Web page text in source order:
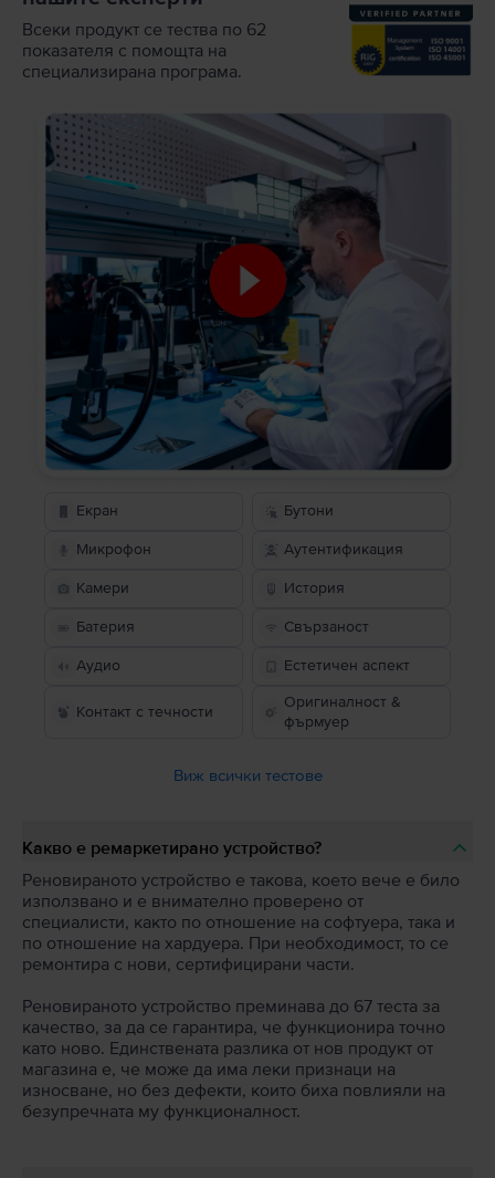
Всеки продукт се тества по 62
показателя с помощта на
специализирана програма.
Екран Бутони
Микрофон Аутентификация
Камери История
Батерия Свързаност
Аудио Естетичен аспект
Контакт с течности
Оригиналност &
фърмуер
Виж всички тестове
Какво е ремаркетирано устройство?
Реновираното устройство е такова, което вече е било
използвано и е внимателно проверено от
специалисти, както по отношение на софтуера, така и
по отношение на хардуера. При необходимост, то се
ремонтира с нови, сертифицирани части.
Реновираното устройство преминава до 67 теста за
качество, за да се гарантира, че функционира точно
като ново. Единствената разлика от нов продукт от
магазина е, че може да има леки признаци на
износване, но без дефекти, които биха повлияли на
безупречната му функционалност.